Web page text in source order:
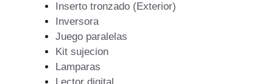
Inserto tronzado (Exterior)
Inversora
Juego paralelas
Kit sujecion
Lamparas